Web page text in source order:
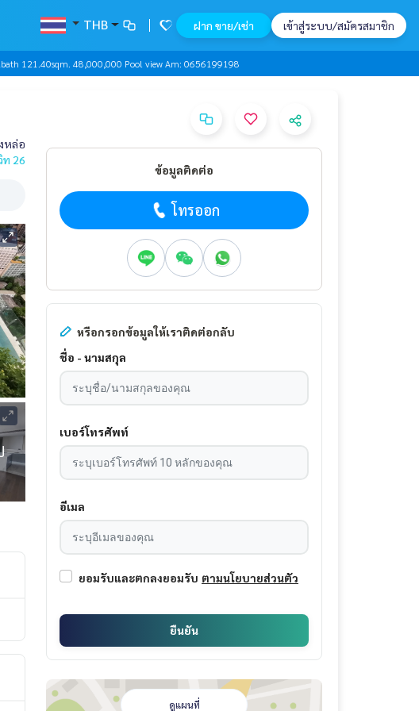
THB ฝาก ขาย/เช่า เข้าสู่ระบบ/สมัครสมาชิก
121.40sqm. 48,000,000 Pool view Am: 0656199198
หล่อ
ท 26
ข้อมูลติดต่อ
โทรออก
หรือกรอกข้อมูลให้เราติดต่อกลับ
ชื่อ - นามสกุล
เบอร์โทรศัพท์
อีเมล
ยอมรับและตกลงยอมรับ ตามนโยบายส่วนตัว
ยืนยัน
ดูแผนที่